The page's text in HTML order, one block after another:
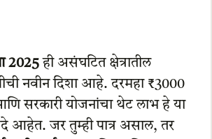
2025ही असंघटित क्षेत्रातील
नवीन दिशा आहे. दरमहा ₹3000
सरकारी योजनांचा थेट लाभ हे या
आहेत. जर तुम्ही पात्र असाल, तर